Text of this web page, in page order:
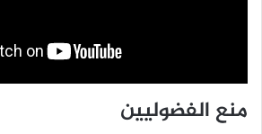
منع الفضوليين